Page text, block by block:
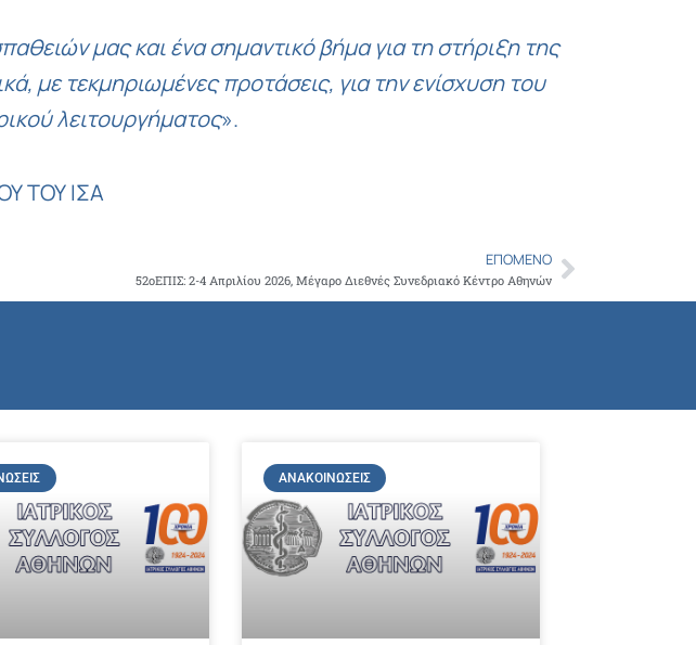
μας και ένα σημαντικό βήμα για τη στήριξη της
με τεκμηριωμένες προτάσεις, για την ενίσχυση του
λειτουργήματος».
ΤΟΥ ΙΣΑ
ΕΠΌΜΕΝΟ
52oΕΠΙΣ: 2-4 Απριλίου 2026, Μέγαρο Διεθνές Συνεδριακό Κέντρο ΑθηνώνNext
ΑΝΑΚΟΙΝΏΣΕΙΣ